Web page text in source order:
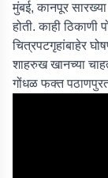
मुंबई, कानपूर
होती. काही
चित्रपटगृहांबाहेर
शाहरुख खानच्या
गोंधळ फक्त